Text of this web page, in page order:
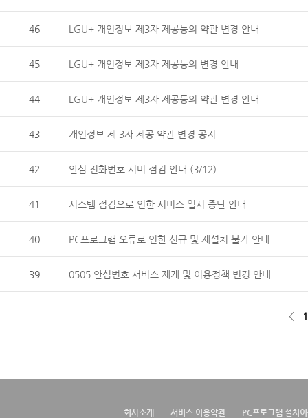
46 LGU+ 개인정보 제3자 제공동의 약관 변경 안내
45 LGU+ 개인정보 제3자 제공동의 변경 안내
44 LGU+ 개인정보 제3자 제공동의 약관 변경 안내
43 개인정보 제 3자 제공 약관 변경 공지
42 안심 전화번호 서버 점검 안내 (3/12)
41 시스템 점검으로 인한 서비스 일시 중단 안내
40 PC프로그램 오류로 인한 신규 및 재설치 불가 안내
39 0505 안심번호 서비스 재개 및 이용정책 변경 안내
< 1
회사소개 서비스 이용약관 PC프로그램 설치